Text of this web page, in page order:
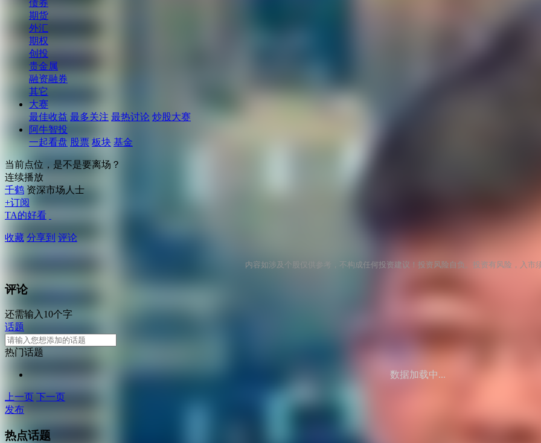
债券
期货
外汇
期权
创投
贵金属
融资融券
其它
大赛
最佳收益 最多关注 最热讨论 炒股大赛
阿牛智投
一起看盘 股票 板块 基金
当前点位，是不是要离场？
连续播放
千鹤 资深市场人士
+订阅
TA的好看
收藏 分享到 评论
内容如涉及个股仅供参考，不构成任何投资建议！投资风险自负。投资有风险，入市
评论
还需输入10个字
话题
热门话题
数据加载中...
上一页 下一页
发布
热点话题